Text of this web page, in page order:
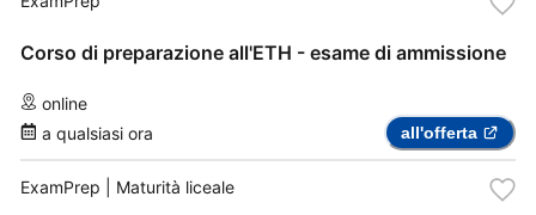
Corso di preparazione all'ETH - esame di ammissione
online
a qualsiasi ora
all'offerta
ExamPrep | Maturità liceale